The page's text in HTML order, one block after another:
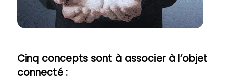
Cinq concepts sont à associer à l’objet
connecté :